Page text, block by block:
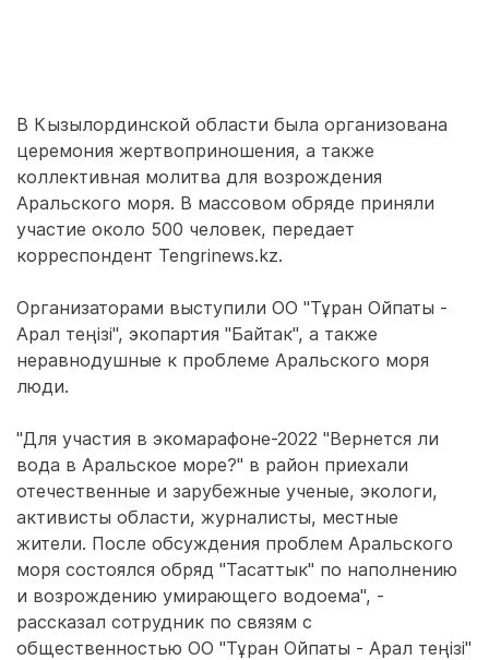
В Кызылординской области была организована
церемония жертвоприношения, а также
коллективная молитва для возрождения
Аральского моря. В массовом обряде приняли
участие около 500 человек, передает
корреспондент Tengrinews.kz.
Организаторами выступили ОО "Тұран Ойпаты -
Арал теңізі", экопартия "Байтак", а также
неравнодушные к проблеме Аральского моря
люди.
"Для участия в экомарафоне-2022 "Вернется ли
вода в Аральское море?" в район приехали
отечественные и зарубежные ученые, экологи,
активисты области, журналисты, местные
жители. После обсуждения проблем Аральского
моря состоялся обряд "Тасаттык" по наполнению
и возрождению умирающего водоема", -
рассказал сотрудник по связям с
общественностью ОО "Тұран Ойпаты - Арал теңізі"